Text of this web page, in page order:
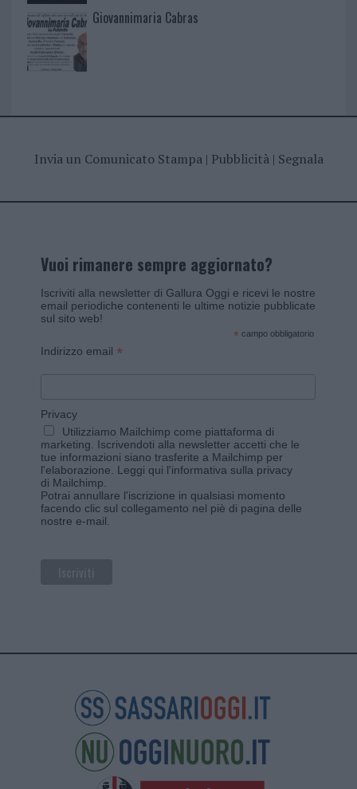
Giovannimaria Cabras
Invia un Comunicato Stampa| Pubblicità| Segnala
Vuoi rimanere sempre aggiornato?
Iscriviti alla newsletter di Gallura Oggi e ricevi le nostre
email periodiche contenenti le ultime notizie pubblicate
sul sito web!
* campo obbligatorio
Indirizzo email *
Privacy
Utilizziamo Mailchimp come piattaforma di
marketing. Iscrivendoti alla newsletter accetti che le
tue informazioni siano trasferite a Mailchimp per
l'elaborazione. Leggi qui l'informativa sulla privacy
di Mailchimp.
Potrai annullare l'iscrizione in qualsiasi momento
facendo clic sul collegamento nel piè di pagina delle
nostre e-mail.